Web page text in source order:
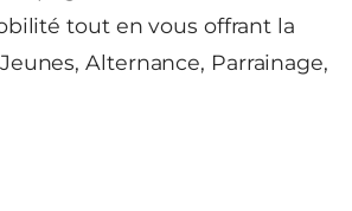
tout en vous offrant la
Alternance, Parrainage,